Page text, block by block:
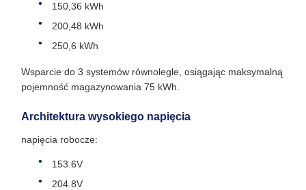
150,36 kWh
200,48 kWh
250,6 kWh
Wsparcie do 3 systemów równolegle, osiągając maksymalną
pojemność magazynowania 75 kWh.
Architektura wysokiego napięcia
napięcia robocze:
153.6V
204.8V